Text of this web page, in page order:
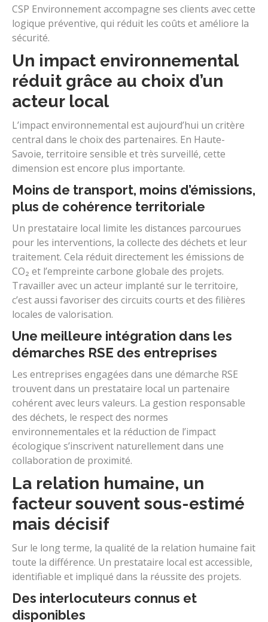
CSP Environnement accompagne ses clients avec cette
logique préventive, qui réduit les coûts et améliore la
sécurité.
Un impact environnemental
réduit grâce au choix d’un
acteur local
L’impact environnemental est aujourd’hui un critère
central dans le choix des partenaires. En Haute-
Savoie, territoire sensible et très surveillé, cette
dimension est encore plus importante.
Moins de transport, moins d’émissions,
plus de cohérence territoriale
Un prestataire local limite les distances parcourues
pour les interventions, la collecte des déchets et leur
traitement. Cela réduit directement les émissions de
CO₂ et l’empreinte carbone globale des projets.
Travailler avec un acteur implanté sur le territoire,
c’est aussi favoriser des circuits courts et des filières
locales de valorisation.
Une meilleure intégration dans les
démarches RSE des entreprises
Les entreprises engagées dans une démarche RSE
trouvent dans un prestataire local un partenaire
cohérent avec leurs valeurs. La gestion responsable
des déchets, le respect des normes
environnementales et la réduction de l’impact
écologique s’inscrivent naturellement dans une
collaboration de proximité.
La relation humaine, un
facteur souvent sous-estimé
mais décisif
Sur le long terme, la qualité de la relation humaine fait
toute la différence. Un prestataire local est accessible,
identifiable et impliqué dans la réussite des projets.
Des interlocuteurs connus et
disponibles